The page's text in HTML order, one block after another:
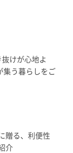
抜けが心地よ
集う暮らしをご
贈る、利便性
介